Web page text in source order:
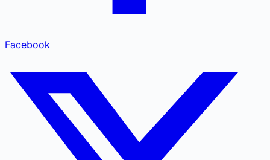
Facebook